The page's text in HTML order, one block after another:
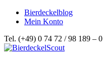
Bierdeckelblog
Mein Konto
Tel. (+49) 0 74 72 / 98 189 – 0